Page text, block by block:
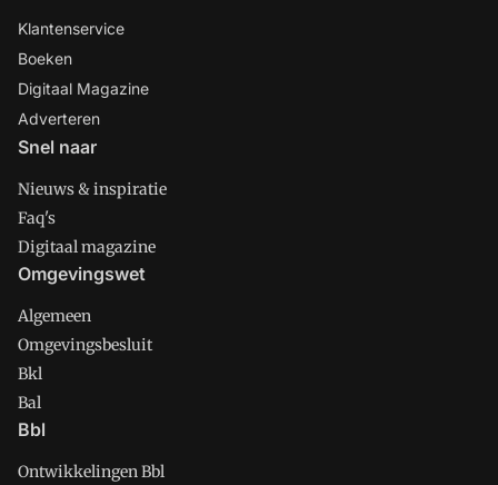
Klantenservice
Boeken
Digitaal Magazine
Adverteren
Snel naar
Nieuws & inspiratie
Faq's
Digitaal magazine
Omgevingswet
Algemeen
Omgevingsbesluit
Bkl
Bal
Bbl
Ontwikkelingen Bbl